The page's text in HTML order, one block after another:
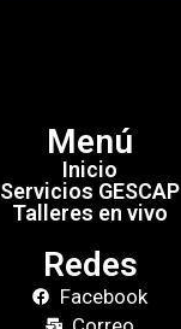
Menú
Inicio
Servicios GESCAP
Talleres en vivo
Redes
Facebook